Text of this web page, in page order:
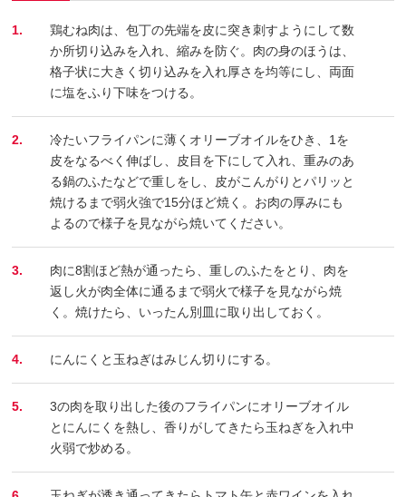
1.
鶏むね肉は、包丁の先端を皮に突き刺すようにして数
か所切り込みを入れ、縮みを防ぐ。肉の身のほうは、
格子状に大きく切り込みを入れ厚さを均等にし、両面
に塩をふり下味をつける。
2.
冷たいフライパンに薄くオリーブオイルをひき、1を
皮をなるべく伸ばし、皮目を下にして入れ、重みのあ
る鍋のふたなどで重しをし、皮がこんがりとパリッと
焼けるまで弱火強で15分ほど焼く。お肉の厚みにも
よるので様子を見ながら焼いてください。
3.
肉に8割ほど熱が通ったら、重しのふたをとり、肉を
返し火が肉全体に通るまで弱火で様子を見ながら焼
く。焼けたら、いったん別皿に取り出しておく。
4. にんにくと玉ねぎはみじん切りにする。
5.
3の肉を取り出した後のフライパンにオリーブオイル
とにんにくを熱し、香りがしてきたら玉ねぎを入れ中
火弱で炒める。